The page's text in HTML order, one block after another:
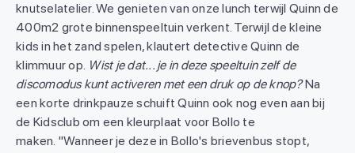
knutselatelier. We genieten van onze lunch terwijl Quinn de
400m2 grote binnenspeeltuin verkent. Terwijl de kleine
kids in het zand spelen, klautert detective Quinn de
klimmuur op. Wist je dat... je in deze speeltuin zelf de
discomodus kunt activeren met een druk op de knop?Na
een korte drinkpauze schuift Quinn ook nog even aan bij
de Kidsclub om een kleurplaat voor Bollo te
maken. "Wanneer je deze in Bollo's brievenbus stopt,